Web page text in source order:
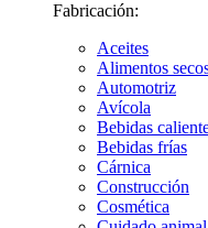
Fabricación:
Aceites
Alimentos
Automotriz
Avícola
Bebidas
Bebidas frías
Cárnica
Construcción
Cosmética